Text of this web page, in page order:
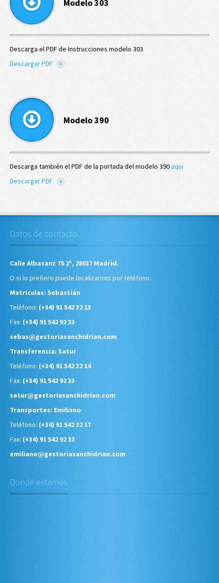
Modelo 303
Descarga el PDF de Instrucciones modelo 303
Descargar PDF
Modelo 390
Descarga también el PDF de la portada del modelo 390aqui
Descargar PDF
Datos de contacto
Calle Albasanz 75 2º, 28037 Madrid.
O si lo prefiere puede localizarnos por teléfono.
Matriculas: Sebastián
Teléfono: (+34) 91 542 32 13
Fax: (+34) 91 542 92 33
sebas@gestoriasanchidrian.com
Transferencia: Satur
Teléfono: (+34) 91 542 32 14
Fax: (+34) 91 542 92 33
satur@gestoriasanchidrian.com
Transportes: Emiliano
Teléfono: (+34) 91 542 32 17
Fax: (+34) 91 542 92 33
emiliano@gestoriasanchidrian.com
Donde estamos